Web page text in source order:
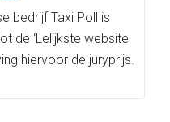
bedrijf Taxi Poll is
de ‘Lelijkste website
hiervoor de juryprijs.